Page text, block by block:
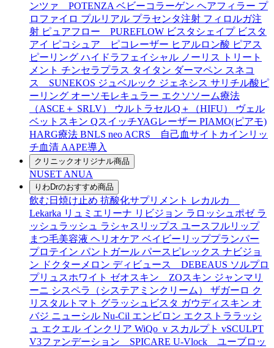
ンツァ POTENZA ベビーコラーゲン ヘアフィラー プ
ロファイロ プルリアル プラセンタ注射 フィロルガ注
射 ピュアフロー PUREFLOW ビスタシェイプ ビスタ
アイ ピコシュア ピコレーザー ヒアルロン酸 ピアス
ピーリング ハイドラフェイシャル ノーリス
トリート
メント チンセラプラス タイタン ダーマペン スネコ
ス SUNEKOS ジュベルック ジェネシス サリチル酸ピ
ーリング オーソモレキュラー エクソソーム療法
（ASCE＋ SRLV）
ウルトラセルQ＋（HIFU）
ヴェル
ベットスキン QスイッチYAGレーザー PIAMO(ピアモ)
HARG療法 BNLS neo ACRS 自己血サイトカインリッ
チ血清 AAPE導入
クリニックオリジナル商品
NUSET ANUA
りわDrのおすすめ商品
飲む日焼け止め 抗酸化サプリメント レカルカ
Lekarka リュミエリーナ リビジョン ラロッシュポゼ ラ
ッシュラッシュ ラシャスリップス ユースフルリップ
まつ毛美容液 ヘリオケア ベイビーリッププランパー
プロテイン パントガール パースピレックス ナビジョ
ン ドクターメロン ディビュース DEBEAUS ソルプロ
プリュスホワイト ゼオスキン ZOスキン ジャンマリ
ーニ シスペラ（システアミンクリーム） ザガーロ ク
リスタルトマト グラッシュビスタ ガウディスキン オ
バジ ニューシル Nu-Cil エンビロン エクストララッシ
ュ エクエル インクリア WiQo ｖスカルプト vSCULPT
V3ファンデーション SPICARE U-Vlock ユーブロッ